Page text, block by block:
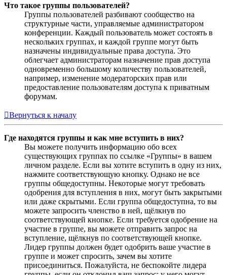
Что такое группы пользователей?
Группы пользователей разбивают сообщество на
структурные части, управляемые администратором
конференции. Каждый пользователь может состоять в
нескольких группах, и каждой группе могут быть
назначены индивидуальные права доступа. Это
облегчает администраторам назначение прав доступа
одновременно большому количеству пользователей,
например, изменение модераторских прав или
предоставление пользователям доступа к приватным
форумам.
Вернуться к началу
Где находятся группы и как мне вступить в них?
Вы можете получить информацию обо всех
существующих группах по ссылке «Группы» в вашем
личном разделе. Если вы хотите вступить в одну из них,
нажмите соответствующую кнопку. Однако не все
группы общедоступны. Некоторые могут требовать
одобрения для вступления в них, могут быть закрытыми
или даже скрытыми. Если группа общедоступна, то вы
можете запросить членство в ней, щёлкнув по
соответствующей кнопке. Если требуется одобрение на
участие в группе, вы можете отправить запрос на
вступление, щёлкнув по соответствующей кнопке.
Лидер группы должен будет одобрить ваше участие в
группе и может спросить, зачем вы хотите
присоединиться. Пожалуйста, не беспокойте лидера